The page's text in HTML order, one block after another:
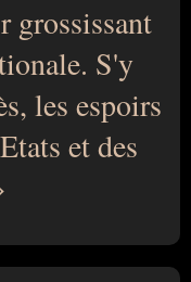
grossissant
S'y
les espoirs
et des